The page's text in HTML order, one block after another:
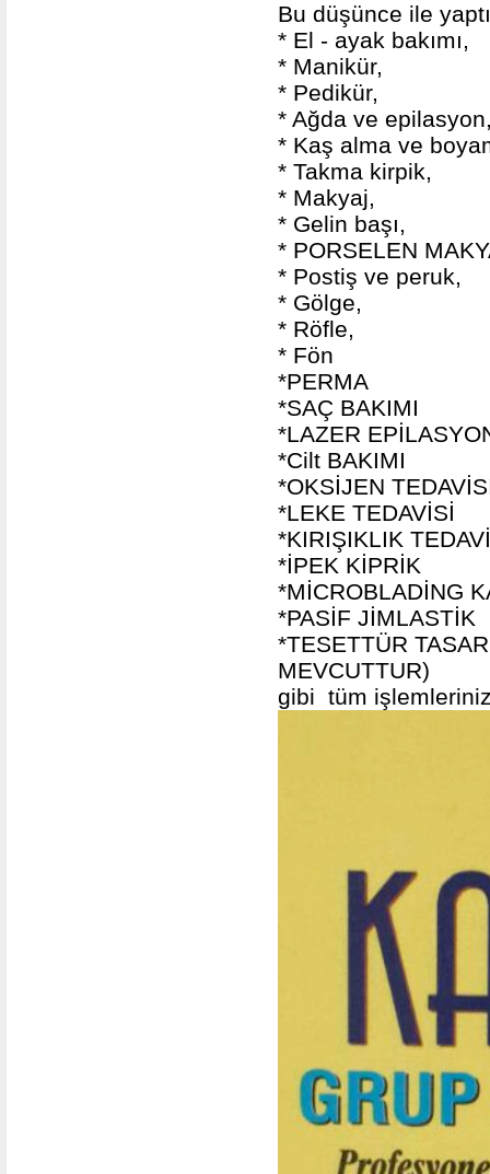
Bu düşünce ile
* El - ayak bakımı,
* Manikür,
* Pedikür,
* Ağda ve
* Kaş alma ve
* Takma kirpik,
* Makyaj,
* Gelin başı,
* PORSELEN
* Postiş ve peruk,
* Gölge,
* Röfle,
* Fön
*PERMA
*SAÇ BAKIMI
*LAZER
*Cilt BAKIMI
*OKSİJEN
*LEKE TEDAVİSİ
*KIRIŞIKLIK
*İPEK KİPRİK
*MİCROBLADİNG
*PASİF JİMLASTİK
*TESETTÜR
MEVCUTTUR)
gibi tüm